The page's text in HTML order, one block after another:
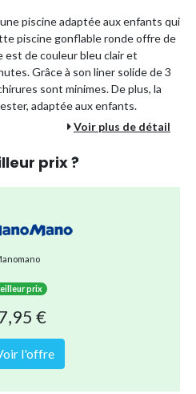
piscine adaptée aux enfants qui
piscine gonflable ronde offre de
est de couleur bleu clair et
Grâce à son liner solide de 3
sont minimes. De plus, la
adaptée aux enfants.
tout ce dont vous avez besoin
3077
matériaux solides
qualité supérieure
Voir plus de détail
prix ?
prix
€
l'offre